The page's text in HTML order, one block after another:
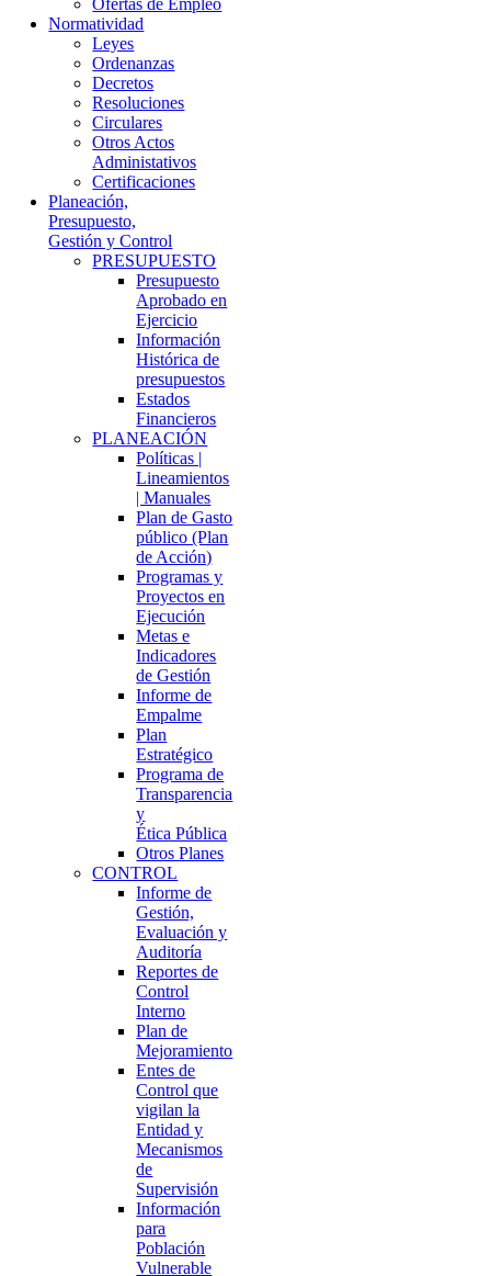
Ofertas de Empleo
Normatividad
Leyes
Ordenanzas
Decretos
Resoluciones
Circulares
Otros Actos
Administativos
Certificaciones
Planeación,
Presupuesto,
Gestión y Control
PRESUPUESTO
Presupuesto
Aprobado en
Ejercicio
Información
Histórica de
presupuestos
Estados
Financieros
PLANEACIÓN
Políticas |
Lineamientos
| Manuales
Plan de Gasto
público (Plan
de Acción)
Programas y
Proyectos en
Ejecución
Metas e
Indicadores
de Gestión
Informe de
Empalme
Plan
Estratégico
Programa de
Transparencia
y
Ética Pública
Otros Planes
CONTROL
Informe de
Gestión,
Evaluación y
Auditoría
Reportes de
Control
Interno
Plan de
Mejoramiento
Entes de
Control que
vigilan la
Entidad y
Mecanismos
de
Supervisión
Información
para
Población
Vulnerable